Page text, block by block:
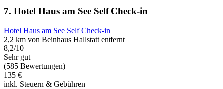
7. Hotel Haus am See Self Check-in
Hotel Haus am See Self Check-in
2,2 km von Beinhaus Hallstatt entfernt
8,2/10
Sehr gut
(585 Bewertungen)
135 €
inkl. Steuern & Gebühren